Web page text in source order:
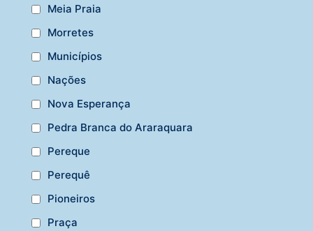
Meia Praia
Morretes
Municípios
Nações
Nova Esperança
Pedra Branca do Araraquara
Pereque
Perequê
Pioneiros
Praça